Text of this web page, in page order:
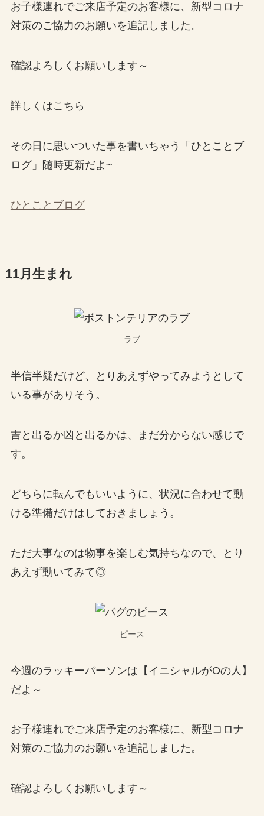
お子様連れでご来店予定のお客様に、新型コロナ
対策のご協力のお願いを追記しました。
確認よろしくお願いします～
詳しくはこちら
その日に思いついた事を書いちゃう「ひとことブ
ログ」随時更新だよ~
ひとことブログ
11月生まれ
ラブ
半信半疑だけど、とりあえずやってみようとして
いる事がありそう。
吉と出るか凶と出るかは、まだ分からない感じで
す。
どちらに転んでもいいように、状況に合わせて動
ける準備だけはしておきましょう。
ただ大事なのは物事を楽しむ気持ちなので、とり
あえず動いてみて◎
ピース
今週のラッキーパーソンは【イニシャルがOの人】
だよ～
お子様連れでご来店予定のお客様に、新型コロナ
対策のご協力のお願いを追記しました。
確認よろしくお願いします～